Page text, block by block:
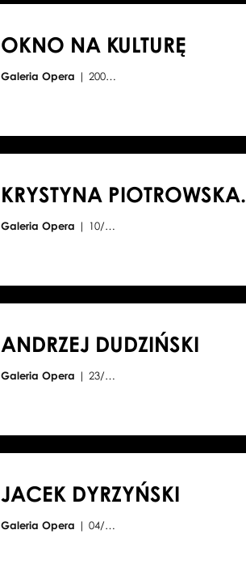
OKNO NA KULTURĘ
Galeria Opera | 200…
KRYSTYNA
Galeria Opera | 10/…
ANDRZEJ DUDZIŃSKI
Galeria Opera | 23/…
JACEK DYRZYŃSKI
Galeria Opera | 04/…